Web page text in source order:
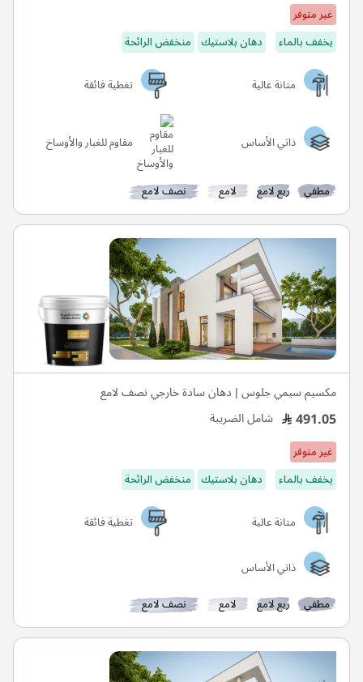
غير متوفر
يخفف بالماء
دهان بلاستيك منخفض الرائحة
متانة عالية
تغطية فائقة
ذاتي الأساس مقاوم للغبار والأوساخ
مطفي ربع لامع لامع نصف لامع
مكسيم سيمي جلوس | دهان سادة خارجي نصف لامع
491.05 شامل الضريبة
غير متوفر
يخفف بالماء
دهان بلاستيك منخفض الرائحة
متانة عالية
تغطية فائقة
ذاتي الأساس
مطفي
ربع لامع لامع نصف لامع